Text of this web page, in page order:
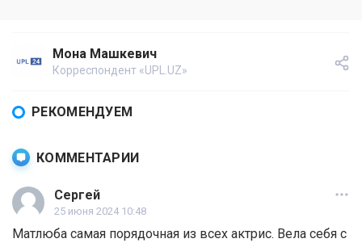
Мона Машкевич
Корреспондент «UPL.UZ»
РЕКОМЕНДУЕМ
КОММЕНТАРИИ
Сергей
25 июня 2024 10:48
Матлюба самая порядочная из всех актрис. Вела себя с